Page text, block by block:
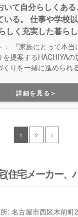
いて自分らしくあ
外の自由な時
く充実した暮らしが
から捻出できたら…
きやすさ、効率的
ジカルな部分での
どメンタルな部分で
イベートな時間を
提案するHACHIYAの
くりを一緒に進められ
ランがあり、価格設定
レクトしていくことで
することができます
詳細を見る＞
1 2 >
(住宅メーカー、
: 名古屋市西区木前町2